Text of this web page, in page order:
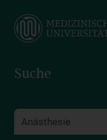
main
Suche